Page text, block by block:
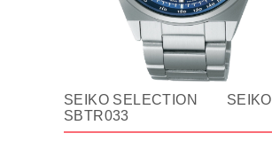
SEIKO SELECTION SEIKO
SBTR033